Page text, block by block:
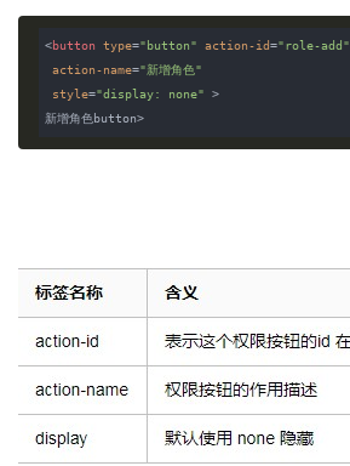
<button type="button" action-id="role-add"
action-name="新增角色"
style="display: none" >
新增角色 button>